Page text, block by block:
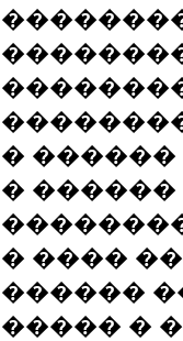
�
�
� ����
������
����� �